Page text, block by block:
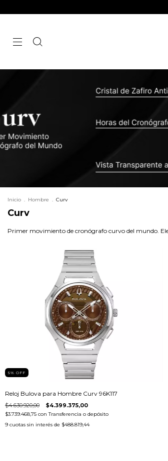
Inicio . Hombre . Curv
Curv
Primer movimiento de cronógrafo curvo del mundo.
5% OFF
Reloj Bulova para Hombre Curv 96K117
$4.630.920,00 $4.399.375,00
$3.739.468,75 con Transferencia o depósito
9 cuotas sin interés de $488.819,44